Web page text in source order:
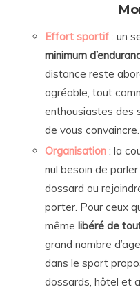
Effort sportif : un
minimum
distance reste
agréable, tout
enthousiastes des
de vous convaincre.
Organisation : la
nul besoin de
dossard ou
porter. Pour ceux
même libéré de
grand nombre
dans le sport
dossards, hôtel et